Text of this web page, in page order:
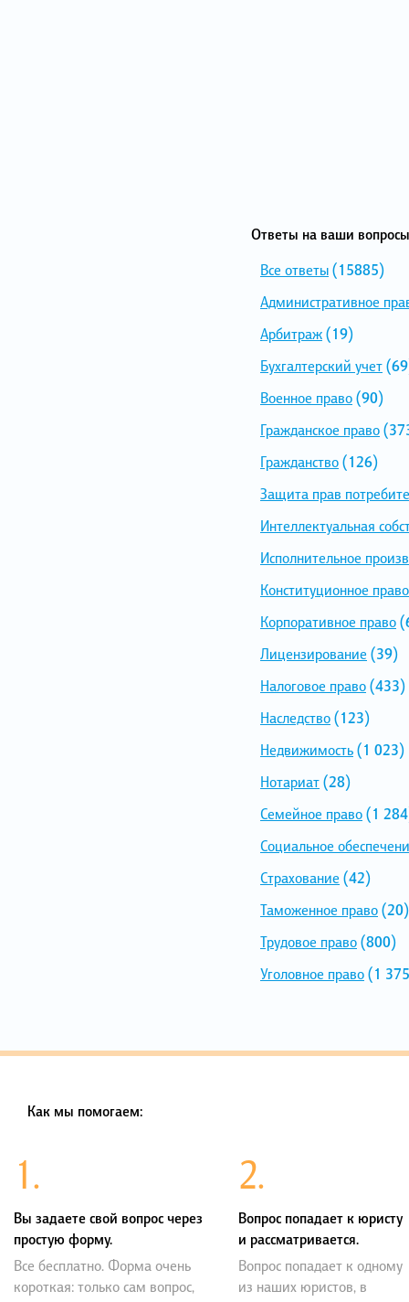
Ответы на ваши
Все ответы(15885)
Административное
Арбитраж(19)
Бухгалтерский учет
Военное право(90)
Гражданское право
Гражданство(126)
Защита прав
Интеллектуальная
Исполнительное
Конституционное право
Корпоративное право
Лицензирование (39)
Налоговое право(433)
Наследство(123)
Недвижимость(1 023)
Нотариат(28)
Семейное право(1
Социальное
Страхование (42)
Таможенное право(20)
Трудовое право(800)
Уголовное право(1
Как мы помогаем:
1.
Вы задаете свой вопрос через
простую форму.
Все бесплатно. Форма очень
короткая: только сам вопрос,
2.
Вопрос попадает к юристу
и рассматривается.
Вопрос попадает к одному
из наших юристов, в